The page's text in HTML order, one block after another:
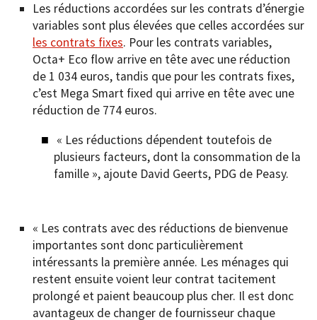
Les réductions accordées sur les contrats d’énergie
variables sont plus élevées que celles accordées sur
les contrats fixes. Pour les contrats variables,
Octa+ Eco flow arrive en tête avec une réduction
de 1 034 euros, tandis que pour les contrats fixes,
c’est Mega Smart fixed qui arrive en tête avec une
réduction de 774 euros.
« Les réductions dépendent toutefois de
plusieurs facteurs, dont la consommation de la
famille », ajoute David Geerts, PDG de Peasy.
« Les contrats avec des réductions de bienvenue
importantes sont donc particulièrement
intéressants la première année. Les ménages qui
restent ensuite voient leur contrat tacitement
prolongé et paient beaucoup plus cher. Il est donc
avantageux de changer de fournisseur chaque